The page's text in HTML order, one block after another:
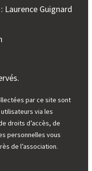
Laurence Guignard
par ce site sont
via les
droits d’accès, de
personnelles vous
de l’association.